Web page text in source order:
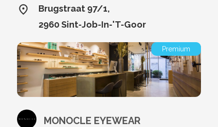
Brugstraat 97/1,
2960 Sint-Job-In-'T-Goor
Premium
MONOCLE EYEWEAR